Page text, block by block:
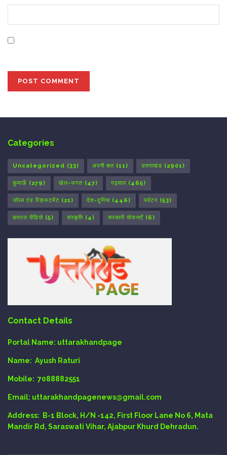
Categories
Uncategorized (33) अपनी बात (11) उत्तराखंड (2901)
कुमाऊँ (279) खेल-जगत (47) गढ़वाल (465)
जॉब्स एंड रिक्रूटमेंट (21) देश-दुनिया (446) पर्यटन (53)
वायरल वीडियो (5) संस्कृति (4) सरकारी योजनाएँ (6)
Contact Details
Portal Name: uttarakhandpage
Name: Ayush Raturi
Mobile: 7088882551
Email: uttarakhandpagenews@gmail.com
Address: B-1 Block, H/N -142, First Floor Lane No 6, Mata
Mandir Rd, Saraswati Vihar, Ajabpur Khurd Dehradun.